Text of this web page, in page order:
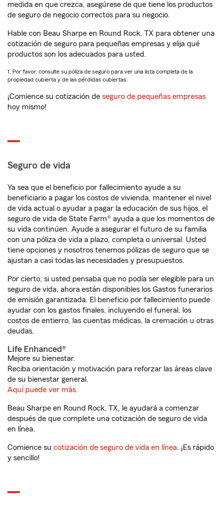
medida en que crezca, asegúrese de que tiene los productos
de seguro de negocio correctos para su negocio.
Hable con Beau Sharpe en Round Rock, TX para obtener una
cotización de seguro para pequeñas empresas y elija qué
productos son los adecuados para usted.
1. Por favor, consulte su póliza de seguro para ver una lista completa de la
propiedad cubierta y de las pérdidas cubiertas.
¡Comience su cotización de seguro de pequeñas empresas
hoy mismo!
Seguro de vida
Ya sea que el beneficio por fallecimiento ayude a su
beneficiario a pagar los costos de vivienda, mantener el nivel
de vida actual o ayudar a pagar la educación de sus hijos, el
seguro de vida de State Farm® ayuda a que los momentos de
su vida continúen. Ayude a asegurar el futuro de su familia
con una póliza de vida a plazo, completa o universal. Usted
tiene opciones y nosotros tenemos pólizas de seguro que se
ajustan a casi todas las necesidades y presupuestos.
Por cierto, si usted pensaba que no podía ser elegible para un
seguro de vida, ahora están disponibles los Gastos funerarios
de emisión garantizada. El beneficio por fallecimiento puede
ayudar con los gastos finales, incluyendo el funeral, los
costos de entierro, las cuentas médicas, la cremación u otras
deudas.
Life Enhanced®
Mejore su bienestar.
Reciba orientación y motivación para reforzar las áreas clave
de su bienestar general.
Aquí puede ver más.
Beau Sharpe en Round Rock, TX, le ayudará a comenzar
después de que complete una cotización de seguro de vida
en línea.
Comience su cotización de seguro de vida en línea. ¡Es rápido
y sencillo!